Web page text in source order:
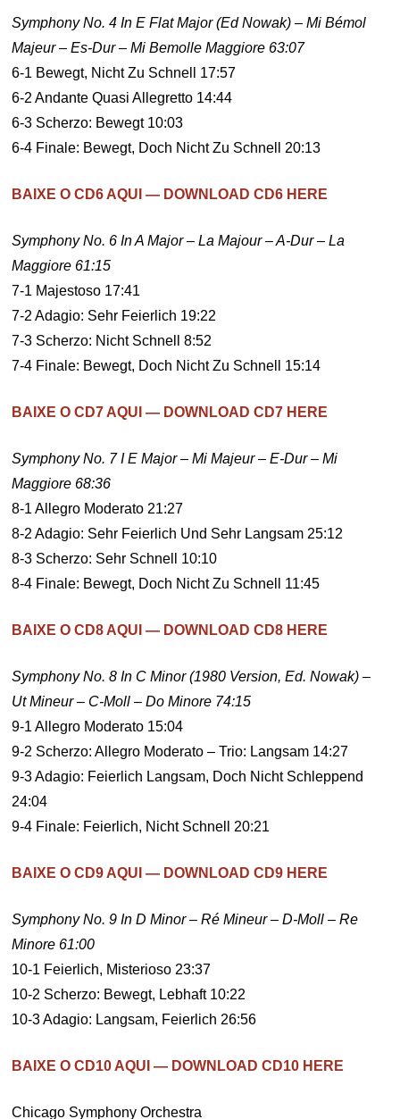
Symphony No. 4 In E Flat Major (Ed Nowak) – Mi Bémol
Majeur – Es-Dur – Mi Bemolle Maggiore 63:07
6-1 Bewegt, Nicht Zu Schnell 17:57
6-2 Andante Quasi Allegretto 14:44
6-3 Scherzo: Bewegt 10:03
6-4 Finale: Bewegt, Doch Nicht Zu Schnell 20:13
BAIXE O CD6 AQUI — DOWNLOAD CD6 HERE
Symphony No. 6 In A Major – La Majour – A-Dur – La
Maggiore 61:15
7-1 Majestoso 17:41
7-2 Adagio: Sehr Feierlich 19:22
7-3 Scherzo: Nicht Schnell 8:52
7-4 Finale: Bewegt, Doch Nicht Zu Schnell 15:14
BAIXE O CD7 AQUI — DOWNLOAD CD7 HERE
Symphony No. 7 I E Major – Mi Majeur – E-Dur – Mi
Maggiore 68:36
8-1 Allegro Moderato 21:27
8-2 Adagio: Sehr Feierlich Und Sehr Langsam 25:12
8-3 Scherzo: Sehr Schnell 10:10
8-4 Finale: Bewegt, Doch Nicht Zu Schnell 11:45
BAIXE O CD8 AQUI — DOWNLOAD CD8 HERE
Symphony No. 8 In C Minor (1980 Version, Ed. Nowak) –
Ut Mineur – C-Moll – Do Minore 74:15
9-1 Allegro Moderato 15:04
9-2 Scherzo: Allegro Moderato – Trio: Langsam 14:27
9-3 Adagio: Feierlich Langsam, Doch Nicht Schleppend
24:04
9-4 Finale: Feierlich, Nicht Schnell 20:21
BAIXE O CD9 AQUI — DOWNLOAD CD9 HERE
Symphony No. 9 In D Minor – Ré Mineur – D-Moll – Re
Minore 61:00
10-1 Feierlich, Misterioso 23:37
10-2 Scherzo: Bewegt, Lebhaft 10:22
10-3 Adagio: Langsam, Feierlich 26:56
BAIXE O CD10 AQUI — DOWNLOAD CD10 HERE
Chicago Symphony Orchestra